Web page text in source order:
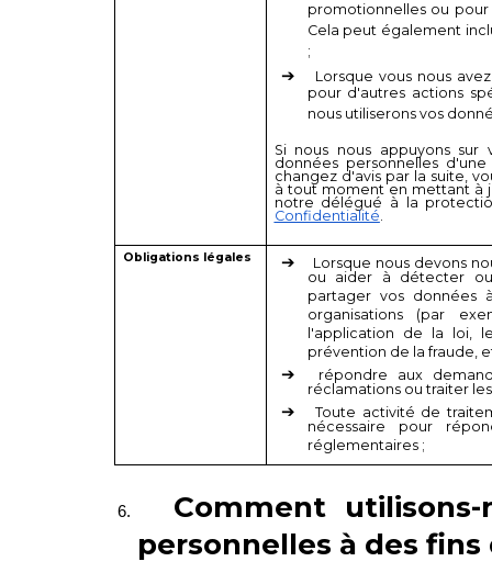
promotionnelles ou
Cela peut également
;
Lorsque vous nous
pour d'autres actions
nous utiliserons vos
Si nous nous appuyons
données personnelles
changez d'avis par la suite,
à tout moment en mettant à
notre délégué à la
Confidentialité
Obligations légales Lorsque nous devons
ou aider à détecter
partager vos données
organisations (par
l'application de la loi,
prévention de la fraude,
répondre aux
réclamations ou traiter
Toute activité de
nécessaire pour
réglementaires ;
Comment
personnelles à des